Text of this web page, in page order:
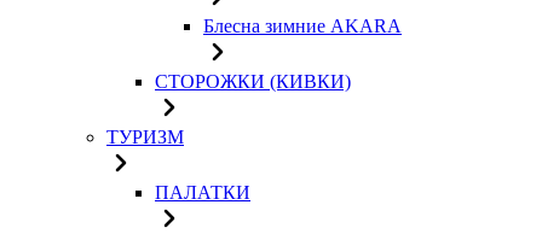
Блесна зимние AKARA
СТОРОЖКИ (КИВКИ)
ТУРИЗМ
ПАЛАТКИ